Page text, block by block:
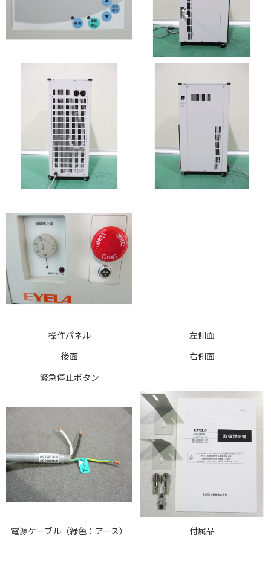
操作パネル
左側面
後面
右側面
緊急停止ボタン
電源ケーブル（緑色：アース） 付属品